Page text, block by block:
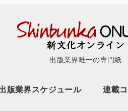
出版業界唯一の専門紙
版業界スケジュール 連載